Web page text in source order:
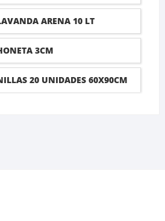
ARENA 10 LT
3CM
20 UNIDADES 60X90CM